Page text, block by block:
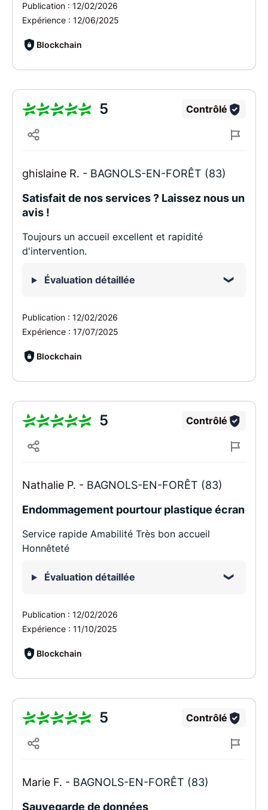
Publication : 12/02/2026
Expérience : 12/06/2025
Blockchain
5 Contrôlé
ghislaine R. - BAGNOLS-EN-FORÊT (83)
Satisfait de nos services ? Laissez nous un
avis !
Toujours un accueil excellent et rapidité
d'intervention.
Évaluation détaillée
Publication : 12/02/2026
Expérience : 17/07/2025
Blockchain
5 Contrôlé
Nathalie P. - BAGNOLS-EN-FORÊT (83)
Endommagement pourtour plastique écran
Service rapide Amabilité Très bon accueil
Honnêteté
Évaluation détaillée
Publication : 12/02/2026
Expérience : 11/10/2025
Blockchain
5 Contrôlé
Marie F. - BAGNOLS-EN-FORÊT (83)
Sauvegarde de données